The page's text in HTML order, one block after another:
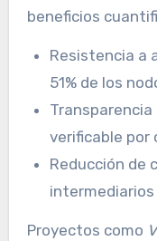
beneficios
Resistencia a
51% de los
verificable por
Reducción de
Proyectos como